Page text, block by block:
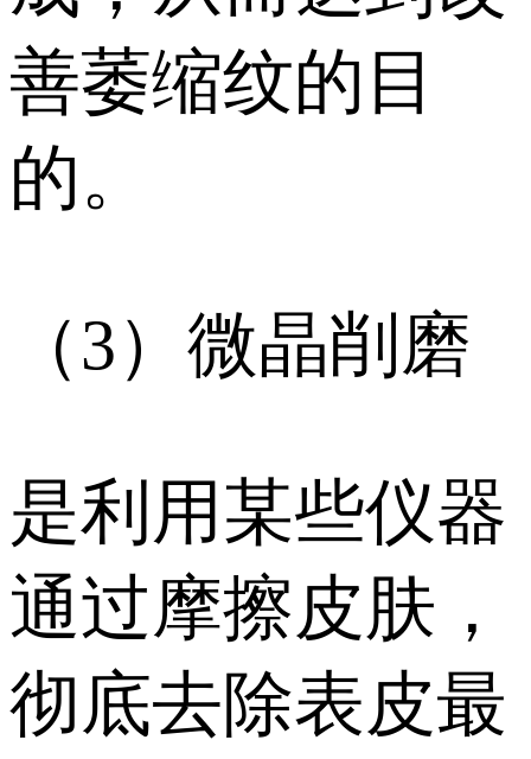
善萎缩纹的目
的。
（3）微晶削磨
是利用某些仪器
通过摩擦皮肤，
彻底去除表皮最